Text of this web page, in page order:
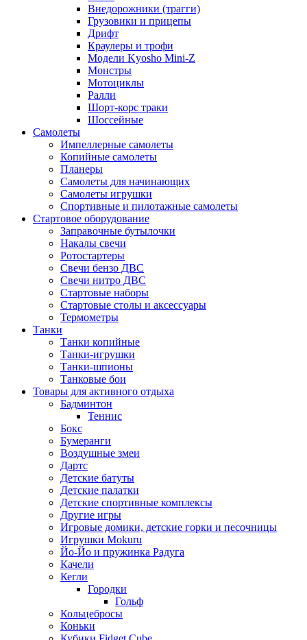
Внедорожники (трагги)
Грузовики и прицепы
Дрифт
Краулеры и трофи
Модели Kyosho Mini-Z
Монстры
Мотоциклы
Ралли
Шорт-корс траки
Шоссейные
Самолеты
Импеллерные самолеты
Копийные самолеты
Планеры
Самолеты для начинающих
Самолеты игрушки
Спортивные и пилотажные самолеты
Стартовое оборудование
Заправочные бутылочки
Накалы свечи
Ротостартеры
Свечи бензо ДВС
Свечи нитро ДВС
Стартовые наборы
Стартовые столы и аксессуары
Термометры
Танки
Танки копийные
Танки-игрушки
Танки-шпионы
Танковые бои
Товары для активного отдыха
Бадминтон
Теннис
Бокс
Бумеранги
Воздушные змеи
Дартс
Детские батуты
Детские палатки
Детские спортивные комплексы
Другие игры
Игровые домики, детские горки и песочницы
Игрушки Mokuru
Йо-Йо и пружинка Радуга
Качели
Кегли
Городки
Гольф
Кольцебросы
Коньки